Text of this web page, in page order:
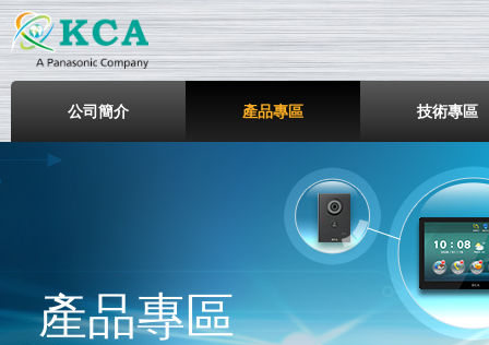
鎧鋒企業股份有限公司
公司簡介 產品專區 技術專區
產品專區